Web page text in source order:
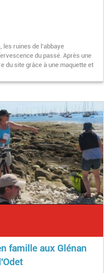
ruines de l’abbaye
du passé. Après une
du site grâce à une maquette et
famille aux Glénan